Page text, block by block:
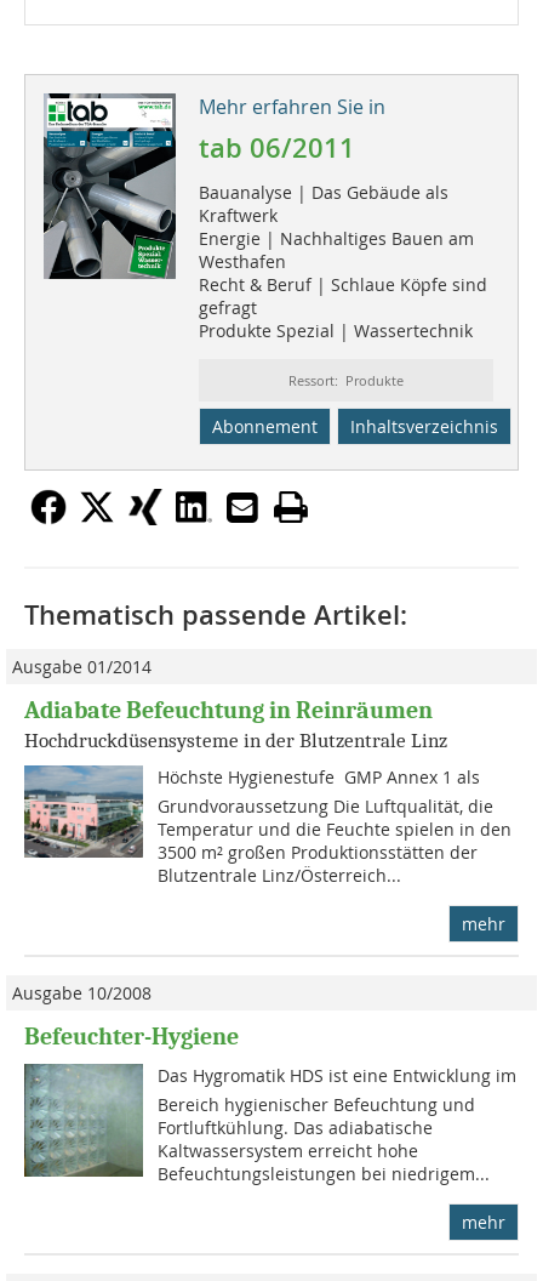
Mehr erfahren Sie in
tab 06/2011
Bauanalyse | Das Gebäude als
Kraftwerk
Energie | Nachhaltiges Bauen am
Westhafen
Recht & Beruf | Schlaue Köpfe sind
gefragt
Produkte Spezial | Wassertechnik
Ressort: Produkte
Abonnement Inhaltsverzeichnis
Thematisch passende Artikel:
Ausgabe 01/2014
Adiabate Befeuchtung in Reinräumen
Hochdruckdüsensysteme in der Blutzentrale Linz
Höchste Hygienestufe  GMP Annex 1 als
Grund­voraussetzung Die Luftqualität, die
Temperatur und die Feuchte spielen in den
3500 m² großen Produktionsstätten der
Blutzentrale Linz/Österreich...
mehr
Ausgabe 10/2008
Befeuchter-Hygiene
Das Hygromatik HDS ist eine Entwicklung im
Bereich hygienischer Befeuchtung und
Fortluftkühlung. Das adiabatische
Kaltwassersystem erreicht hohe
Befeuchtungsleistungen bei niedrigem...
mehr